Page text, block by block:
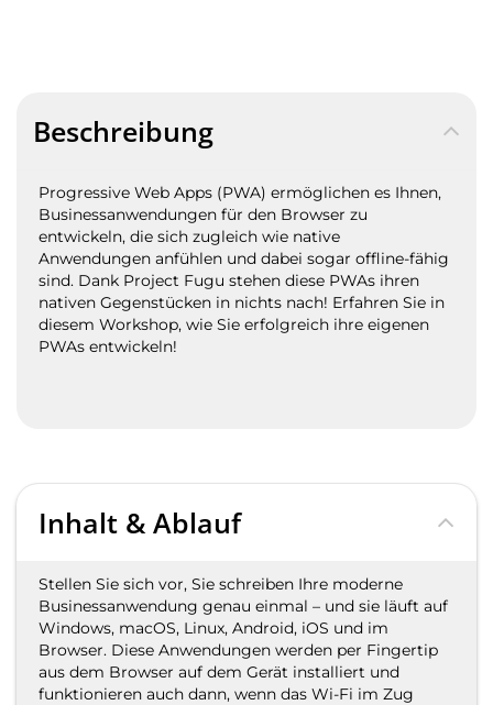
Beschreibung
Progressive Web Apps (PWA) ermöglichen es Ihnen,
Businessanwendungen für den Browser zu
entwickeln, die sich zugleich wie native
Anwendungen anfühlen und dabei sogar offline-fähig
sind. Dank Project Fugu stehen diese PWAs ihren
nativen Gegenstücken in nichts nach! Erfahren Sie in
diesem Workshop, wie Sie erfolgreich ihre eigenen
PWAs entwickeln!
Inhalt & Ablauf
Stellen Sie sich vor, Sie schreiben Ihre moderne
Businessanwendung genau einmal – und sie läuft auf
Windows, macOS, Linux, Android, iOS und im
Browser. Diese Anwendungen werden per Fingertip
aus dem Browser auf dem Gerät installiert und
funktionieren auch dann, wenn das Wi-Fi im Zug